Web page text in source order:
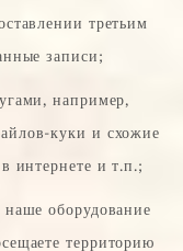
третьим
записи;
например,
куки и схожие
интернете и т.п.;
оборудование
территорию